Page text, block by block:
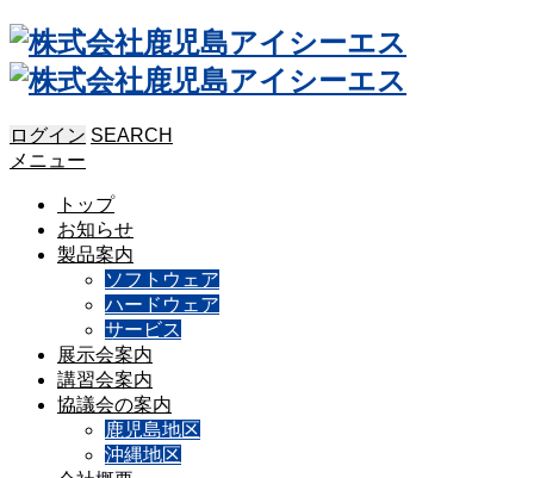
ログイン SEARCH
メニュー
トップ
お知らせ
製品案内
ソフトウェア
ハードウェア
サービス
展示会案内
講習会案内
協議会の案内
鹿児島地区
沖縄地区